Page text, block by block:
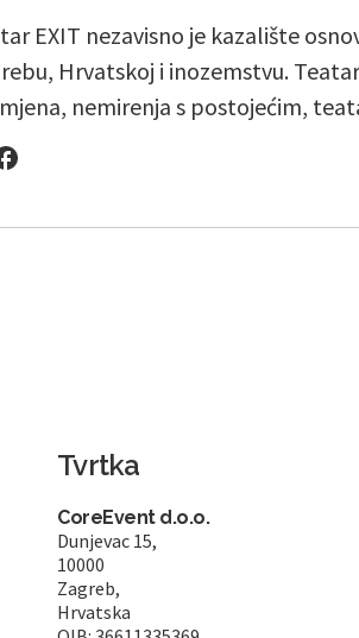
EXIT nezavisno je kazalište
Hrvatskoj i inozemstvu.
nemirenja s postojećim,
Tvrtka
CoreEvent d.o.o.
Dunjevac 15,
10000
Zagreb,
Hrvatska